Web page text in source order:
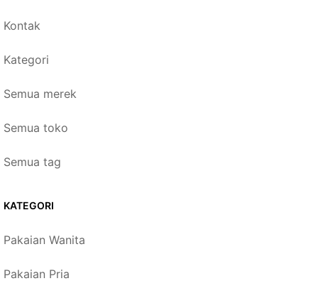
Kontak
Kategori
Semua merek
Semua toko
Semua tag
KATEGORI
Pakaian Wanita
Pakaian Pria